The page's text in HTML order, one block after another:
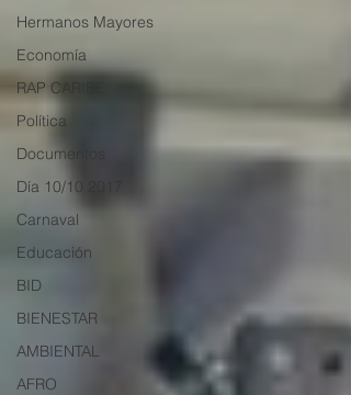
Hermanos Mayores
Economía
RAP CARIBE
Política
Documentos
Día 10/10 2017
Carnaval
Educación
BID
BIENESTAR
AMBIENTAL
AFRO